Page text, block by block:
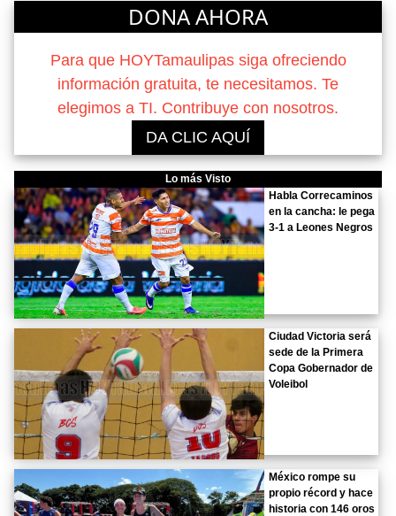
DONA AHORA
Para que HOYTamaulipas siga ofreciendo
información gratuita, te necesitamos. Te
elegimos a TI. Contribuye con nosotros.
DA CLIC AQUÍ
Lo más Visto
Habla Correcaminos
en la cancha: le pega
3-1 a Leones Negros
Ciudad Victoria será
sede de la Primera
Copa Gobernador de
Voleibol
México rompe su
propio récord y hace
historia con 146 oros